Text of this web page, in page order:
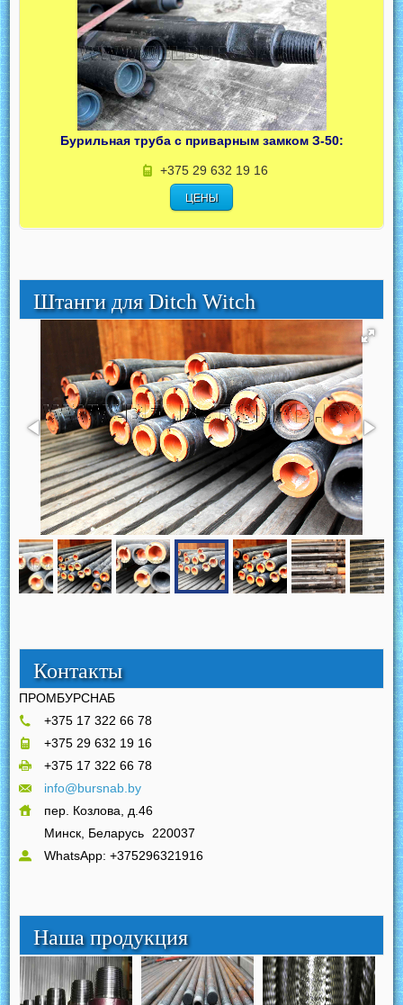
Бурильная труба с приварным замком З-50:
+375 29 632 19 16
ЦЕНЫ
Штанги для Ditch Witch
Контакты
ПРОМБУРСНАБ
+375 17 322 66 78
+375 29 632 19 16
+375 17 322 66 78
info@bursnab.by
пер. Козлова, д.46
Минск, Беларусь 220037
WhatsApp: +375296321916
Наша продукция